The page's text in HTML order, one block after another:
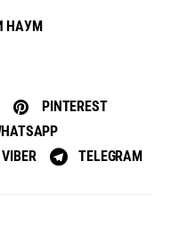
НАУМ
PINTEREST
VIBER TELEGRAM